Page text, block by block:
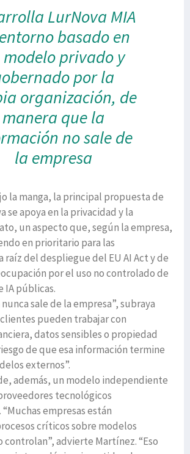
LurNova MIA
basado en
privado y
por la
organización, de
manera que la
no sale de
la empresa
la manga, la principal propuesta de
se apoya en la privacidad y la
un aspecto que, según la empresa,
en prioritario para las
raíz del despliegue del EU AI Act y de
por el uso no controlado de
IA públicas.
sale de la empresa”, subraya
clientes pueden trabajar con
datos sensibles o propiedad
de que esa información termine
externos”.
además, un modelo independiente
tecnológicos
empresas están
críticos sobre modelos
controlan”, advierte Martínez. “Eso